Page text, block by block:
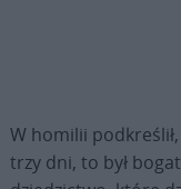
W homilii
trzy dni, to był